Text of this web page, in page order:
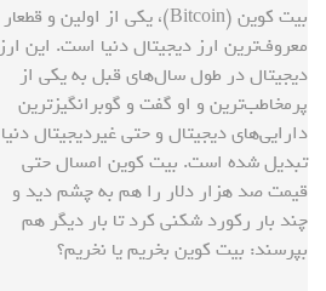
بیت کوین (Bitcoin)، یکی از اولین و قطعار
معروف‌ترین ارز دیجیتال دنیا است. این ارز
دیجیتال در طول سال‌های قبل به یکی از
پرمخاطب‌ترین و او گفت و گو‌برانگیزترین
دارایی‌های دیجیتال و حتی غیردیجیتال دنیا
تبدیل شده است. بیت کوین امسال حتی
قیمت صد هزار دلار را هم به چشم دید و
چند بار رکورد شکنی کرد تا بار دیگر هم
بپرسند: بیت کوین بخریم یا نخریم؟